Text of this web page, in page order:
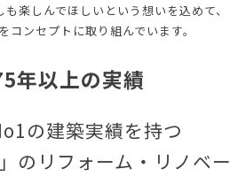
楽しんでほしいという想いを込めて、
コンセプトに取り組んでいます。
年以上の実績
の建築実績を持つ
のリフォーム・リノベー